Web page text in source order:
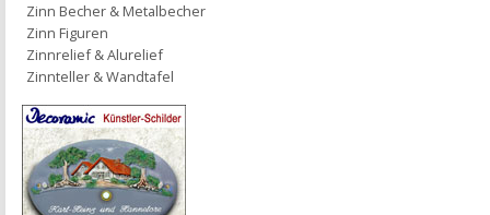
Zinn Becher & Metalbecher
Zinn Figuren
Zinnrelief & Alurelief
Zinnteller & Wandtafel